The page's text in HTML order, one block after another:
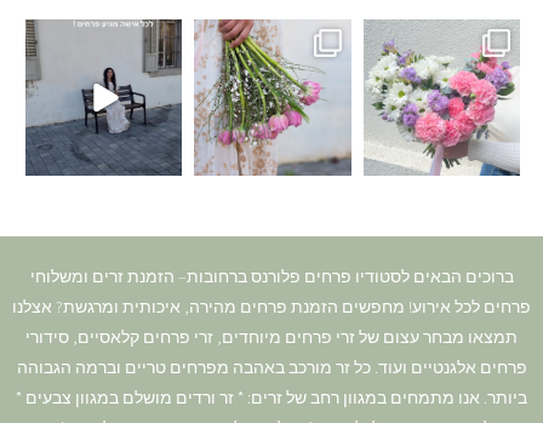
ברוכים הבאים לסטודיו פרחים פלורנס ברחובות– הזמנת זרים ומשלוחי
פרחים לכל אירוע! מחפשים הזמנת פרחים מהירה, איכותית ומרגשת? אצלנו
תמצאו מבחר עצום של זרי פרחים מיוחדים, זרי פרחים קלאסיים, סידורי
פרחים אלגנטיים ועוד. כל זר מורכב באהבה מפרחים טריים וברמה הגבוהה
ביותר. אנו מתמחים במגוון רחב של זרים: * זר ורדים מושלם במגוון צבעים *